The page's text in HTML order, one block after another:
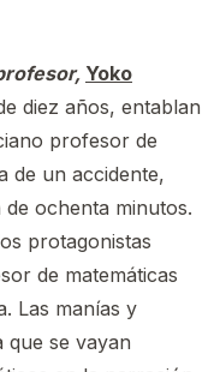
Yoko
diez años, entablan
profesor de
de un accidente,
ochenta minutos.
protagonistas
de matemáticas
Las manías y
que se vayan